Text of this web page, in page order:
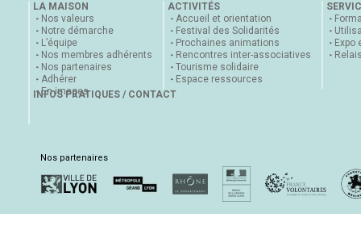
LA MAISON
Nos valeurs
Notre démarche
L’équipe
Nos membres adhérents
Nos partenaires
Adhérer
En images
ACTIVITÉS
Accueil et orientation
Festival des Solidarités
Prochaines animations
Rencontres inter-associatives
Tourisme solidaire
Espace ressources
Expo
INFOS PRATIQUES / CONTACT
Nos partenaires